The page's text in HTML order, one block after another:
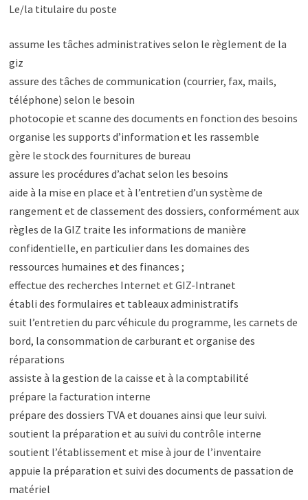
Le/la titulaire du poste
assume les tâches administratives selon le règlement de la
giz
assure des tâches de communication (courrier, fax, mails,
téléphone) selon le besoin
photocopie et scanne des documents en fonction des besoins
organise les supports d’information et les rassemble
gère le stock des fournitures de bureau
assure les procédures d’achat selon les besoins
aide à la mise en place et à l’entretien d’un système de
rangement et de classement des dossiers, conformément aux
règles de la GIZ traite les informations de manière
confidentielle, en particulier dans les domaines des
ressources humaines et des finances ;
effectue des recherches Internet et GIZ-Intranet
établi des formulaires et tableaux administratifs
suit l’entretien du parc véhicule du programme, les carnets de
bord, la consommation de carburant et organise des
réparations
assiste à la gestion de la caisse et à la comptabilité
prépare la facturation interne
prépare des dossiers TVA et douanes ainsi que leur suivi.
soutient la préparation et au suivi du contrôle interne
soutient l’établissement et mise à jour de l’inventaire
appuie la préparation et suivi des documents de passation de
matériel